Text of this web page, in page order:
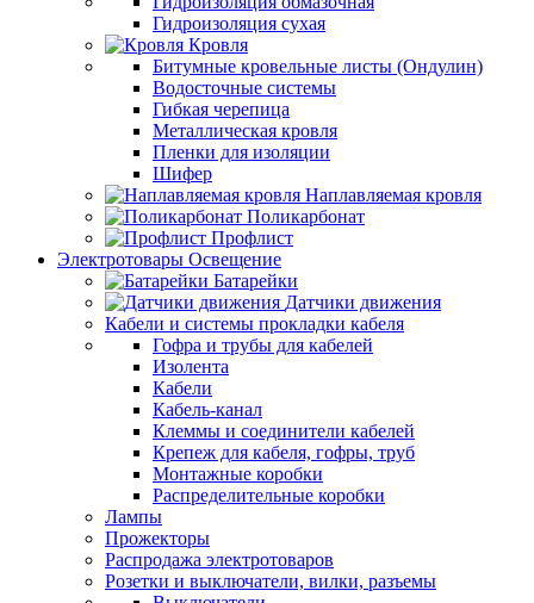
Гидроизоляция сухая
Кровля
Битумные кровельные листы (Ондулин)
Водосточные системы
Гибкая черепица
Металлическая кровля
Пленки для изоляции
Шифер
Наплавляемая кровля
Поликарбонат
Профлист
Электротовары Освещение
Батарейки
Датчики движения
Кабели и системы прокладки кабеля
Гофра и трубы для кабелей
Изолента
Кабели
Кабель-канал
Клеммы и соединители кабелей
Крепеж для кабеля, гофры, труб
Монтажные коробки
Распределительные коробки
Лампы
Прожекторы
Распродажа электротоваров
Розетки и выключатели, вилки, разъемы